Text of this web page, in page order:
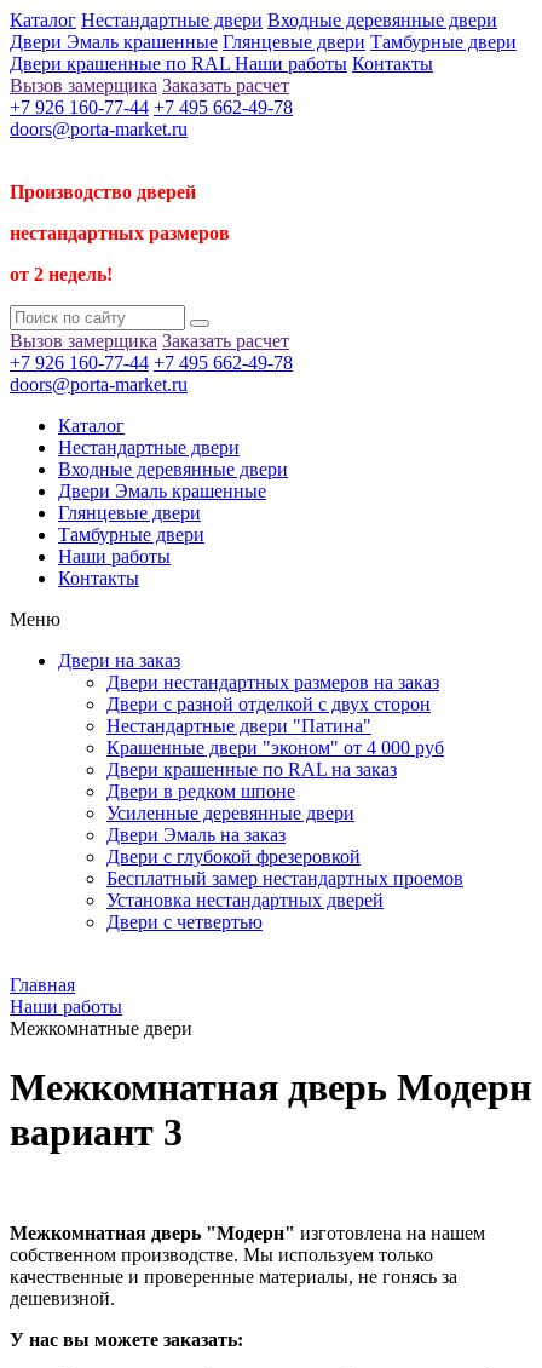
Каталог Нестандартные двери Входные деревянные двери
Двери Эмаль крашенные Глянцевые двери Тамбурные двери
Двери крашенные по RAL Наши работы Контакты
Вызов замерщика Заказать расчет
+7 926 160-77-44 +7 495 662-49-78
doors@porta-market.ru
Производство дверей
нестандартных размеров
от 2 недель!
Вызов замерщика Заказать расчет
+7 926 160-77-44 +7 495 662-49-78
doors@porta-market.ru
Каталог
Нестандартные двери
Входные деревянные двери
Двери Эмаль крашенные
Глянцевые двери
Тамбурные двери
Наши работы
Контакты
Меню
Двери на заказ
Двери нестандартных размеров на заказ
Двери с разной отделкой с двух сторон
Нестандартные двери "Патина"
Крашенные двери "эконом" от 4 000 руб
Двери крашенные по RAL на заказ
Двери в редком шпоне
Усиленные деревянные двери
Двери Эмаль на заказ
Двери с глубокой фрезеровкой
Бесплатный замер нестандартных проемов
Установка нестандартных дверей
Двери с четвертью
Главная
Наши работы
Межкомнатные двери
Межкомнатная дверь Модерн
вариант 3
Межкомнатная дверь "Модерн" изготовлена на нашем
собственном производстве. Мы используем только
качественные и проверенные материалы, не гонясь за
дешевизной.
У нас вы можете заказать: